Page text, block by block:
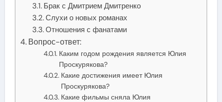
Брак с Дмитрием Дмитренко
Слухи о новых романах
Отношения с фанатами
Вопрос-ответ:
Каким годом рождения является Юлия
Проскурякова?
Какие достижения имеет Юлия
Проскурякова?
Какие фильмы сняла Юлия